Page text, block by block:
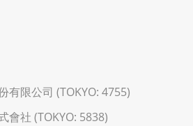
有限公司 (TOKYO: 4755)
會社 (TOKYO: 5838)